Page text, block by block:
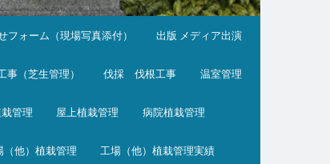
フォーム（現場写真添付） 出版 メディア出演
事（芝生管理） 伐採 伐根工事 温室管理
管理 屋上植栽管理 病院植栽管理
（他）植栽管理 工場（他）植栽管理実績